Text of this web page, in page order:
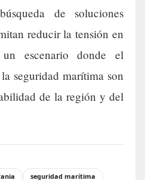
de soluciones
reducir la tensión en
escenario donde el
seguridad marítima son
de la región y del
seguridad marítima